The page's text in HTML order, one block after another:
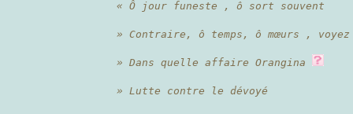
« Ô jour funeste , ô sort souvent
» Contraire, ô temps, ô mœurs , voyez
» Dans quelle affaire Orangina
» Lutte contre le dévoyé